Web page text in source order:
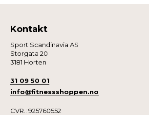
Kontakt
Sport Scandinavia AS
Storgata 20
3181 Horten
31 09 50 01
info@fitnessshoppen.no
CVR.: 925760552